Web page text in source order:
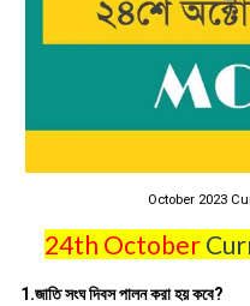
October 2023
24th October
1.জাতি সংঘ দিবস পালন করা হয় কবে?